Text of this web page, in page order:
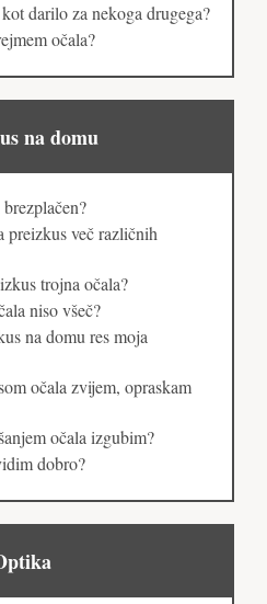
darilo za nekoga drugega?
očala?
na domu
več različnih
trojna očala?
niso všeč?
na domu res moja
očala zvijem, opraskam
očala izgubim?
dobro?